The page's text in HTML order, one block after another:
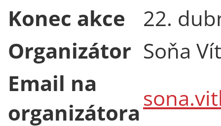
Konec akce
22.
Organizátor Soňa
Email na
organizátora